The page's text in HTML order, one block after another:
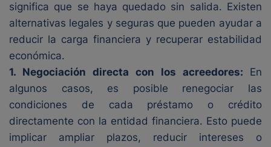
significa que se haya quedado sin salida. Existen
alternativas legales y seguras que pueden ayudar a
reducir la carga financiera y recuperar estabilidad
económica.
1. Negociación directa con los acreedores: En
algunos casos, es posible renegociar las
condiciones de cada préstamo o crédito
directamente con la entidad financiera. Esto puede
implicar ampliar plazos, reducir intereses o